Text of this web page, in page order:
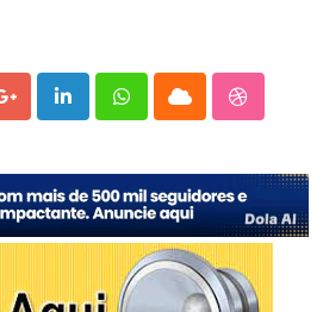
Google+LinkedInWhatsappCloud